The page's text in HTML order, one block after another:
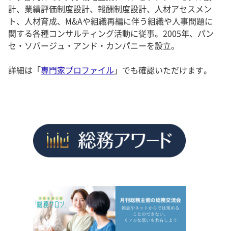
計、業績評価制度設計、報酬制度設計、人材アセスメン
ト、人材育成、M&Aや組織再編に伴う組織や人事問題に
関する各種コンサルティング活動に従事。2005年、パン
セ・ソバージュ・アンド・カンパニーを設立。
詳細は「専門家プロファイル 」でも確認いただけます。